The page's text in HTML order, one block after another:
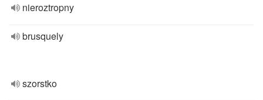
nieroztropny
brusquely
szorstko